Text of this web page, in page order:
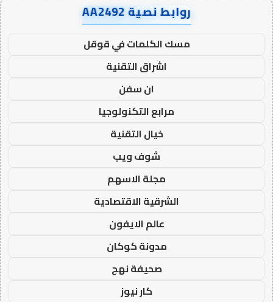
روابط نصية AA2492
مسك الكلمات في قوقل
اشراق التقنية
ان سفن
مرابع التكنولوجيا
خيال التقنية
شوف ويب
مجلة الاسهم
الشرقية الاقتصادية
عالم الايفون
مدونة كوكان
صحيفة نهج
كار نيوز